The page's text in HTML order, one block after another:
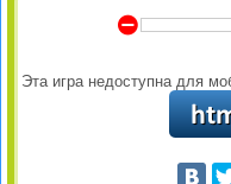
Y
Эта игра недоступна для